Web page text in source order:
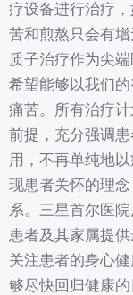
疗设备进行治疗
苦和煎熬只会有
质子治疗作为尖
希望能够以我们
痛苦。所有治疗
前提，充分强调
用，不再单纯地
现患者关怀的理
系。三星首尔医
患者及其家属提
关注患者的身心
够尽快回归健康的